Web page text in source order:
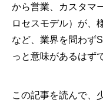
から営業、カスタマ
ロセスモデル）が、
など、業界を問わず
っと意味があるはず
この記事を読んで、